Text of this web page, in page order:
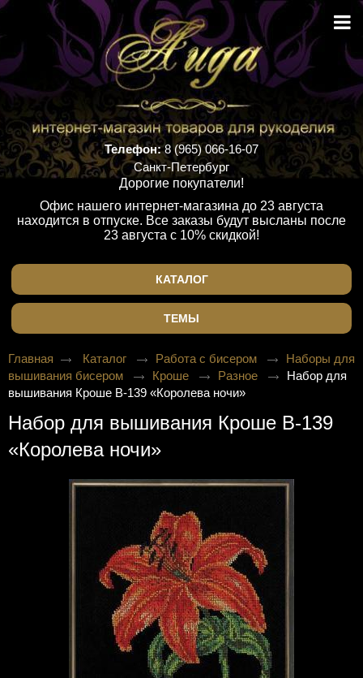
Телефон:8 (965) 066-16-07
Санкт-Петербург
Дорогие покупатели!
Офис нашего интернет-магазина до 23 августа
находится в отпуске. Все заказы будут высланы после
23 августа с 10% скидкой!
КАТАЛОГ
ТЕМЫ
Главная Каталог Работа с бисером
Наборы для
вышивания бисером
Кроше Разное
Набор для
вышивания Кроше В-139 «Королева ночи»
Набор для вышивания Кроше В-139
«Королева ночи»